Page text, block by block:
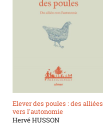
Elever des poules : des alliées
vers l'autonomie
Hervé HUSSON